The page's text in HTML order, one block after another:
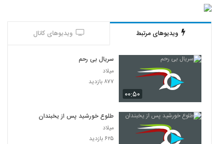
ویدیوهای مرتبط ویدیوهای کانال
۰۰:۵۰
سریال بی رحم
میلاد
۸۷۷ بازدید
طلوع خورشید پس از یخبندان
میلاد
۶۲۵ بازدید